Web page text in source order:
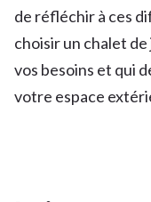
de réfléchir à ces
choisir un chalet
vos besoins et qui
votre espace